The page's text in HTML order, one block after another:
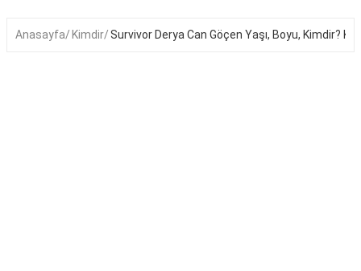
Anasayfa Kimdir Survivor Derya Can Göçen Yaşı, Boyu, Kimdir?